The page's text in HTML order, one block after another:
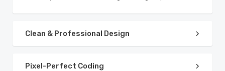
Clean & Professional Design
Pixel-Perfect Coding